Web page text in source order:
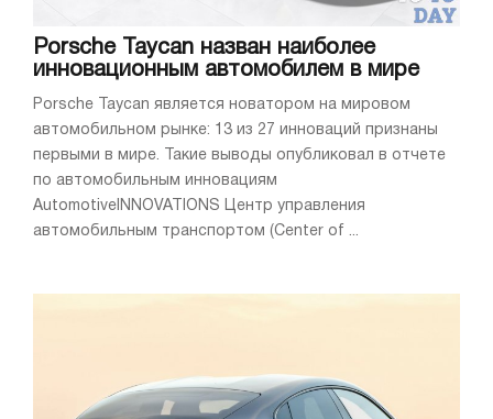
Porsche Taycan назван наиболее
инновационным автомобилем в мире
Porsche Taycan является новатором на мировом
автомобильном рынке: 13 из 27 инноваций признаны
первыми в мире. Такие выводы опубликовал в отчете
по автомобильным инновациям
AutomotiveINNOVATIONS Центр управления
автомобильным транспортом (Center of ...